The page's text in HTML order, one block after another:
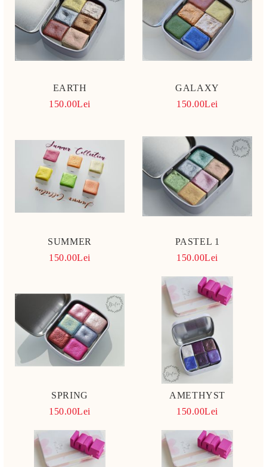
EARTH
150.00Lei
GALAXY
150.00Lei
SUMMER
150.00Lei
PASTEL 1
150.00Lei
SPRING
150.00Lei
AMETHYST
150.00Lei